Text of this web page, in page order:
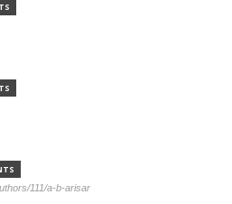
111/a-b-arisar